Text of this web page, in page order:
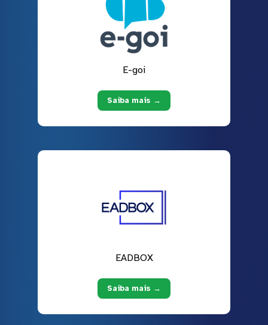
E-goi
Saiba mais →
EADBOX
Saiba mais →